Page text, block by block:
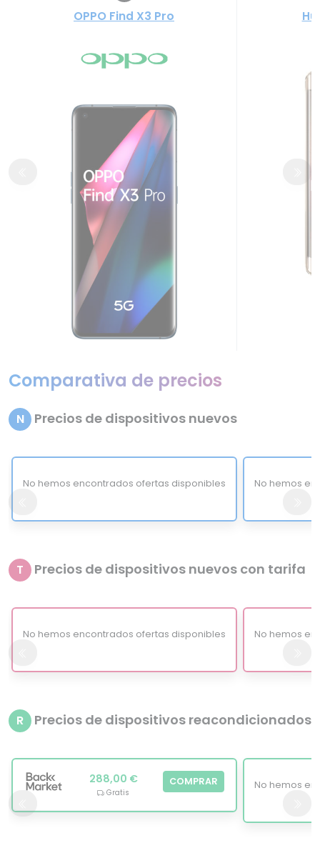
OPPO Find X3 Pro
Comparativa de precios
N Precios de dispositivos nuevos
No hemos encontrados ofertas disponibles No hemos
T Precios de dispositivos nuevos con tarifa
No hemos encontrados ofertas disponibles No hemos
R Precios de dispositivos reacondicionados
288,00 €
Gratis
COMPRAR No hemos